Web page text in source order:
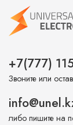
+7(777)
Звоните или
либо пишите на